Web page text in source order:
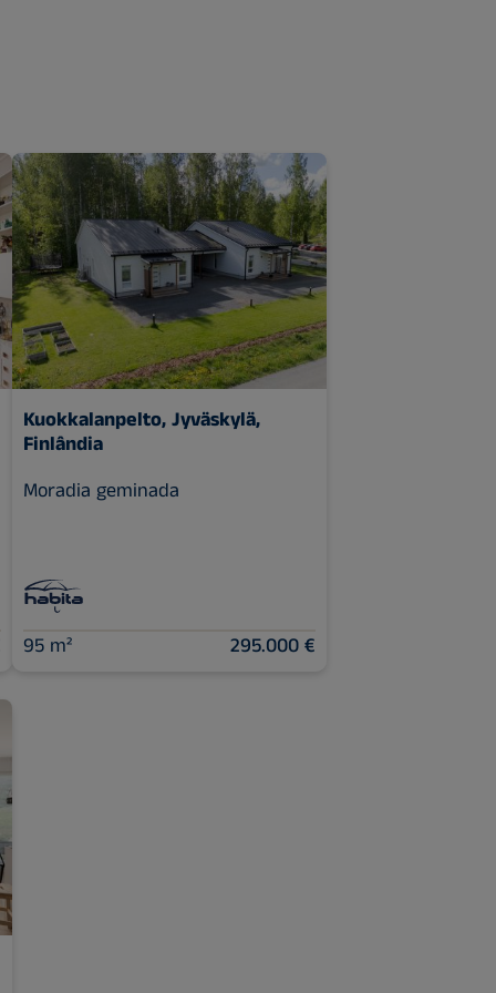
Kuokkalanpelto, Jyväskylä,
Finlândia
Moradia geminada
95 m² 295.000 €